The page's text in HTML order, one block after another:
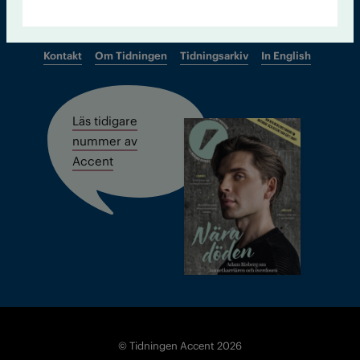
Kontakt Om Tidningen Tidningsarkiv In English
Läs tidigare
nummer av
Accent
© Tidningen Accent 2026